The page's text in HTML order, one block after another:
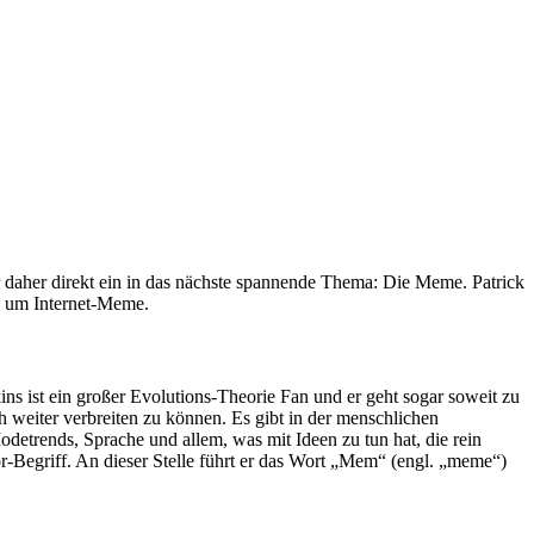
direkt ein in das nächste spannende Thema: Die Meme. Patrick
Internet-Meme.
ist ein großer Evolutions-Theorie Fan und er geht sogar soweit zu
verbreiten zu können. Es gibt in der menschlichen
Sprache und allem, was mit Ideen zu tun hat, die rein
An dieser Stelle führt er das Wort „Mem“ (engl. „meme“)